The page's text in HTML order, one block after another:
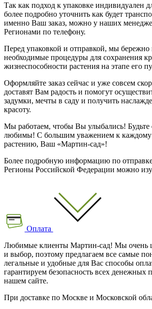
Так как подход к упаковке индивидуален
более подробно уточнить как будет
именно Ваш заказ, можно у наших
Регионами по телефону.
Перед упаковкой и отправкой, мы бережно
необходимые процедуры для сохранения
жизнеспособности растения на этапе его
Оформляйте заказ сейчас и уже совсем
доставят Вам радость и помогут
задумки, мечты в саду и получить
красоту.
Мы работаем, чтобы Вы улыбались! Будьте
любимы! С большим уважением к
растению, Ваш «Мартин-сад»!
Более подробную информацию по
Регионы Российской Федерации можно
Оплата
Любимые клиенты Мартин-сад! Мы очень
и выбор, поэтому предлагаем все самые
легальные и удобные для Вас способы
гарантируем безопасность всех денежных
нашем сайте.
При доставке по Москве и Московской